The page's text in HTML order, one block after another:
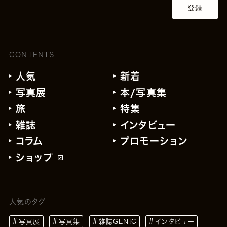
登録
CONTENTS
人気
新着
写真展
本/写真集
旅
特集
雑誌
インタビュー
コラム
プロモーション
ショップ
人気のタグ
写真展 写真集 雑誌GENIC インタビュー